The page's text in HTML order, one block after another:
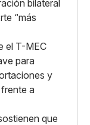
bilateral
“más
el T-MEC
para
y
a
que